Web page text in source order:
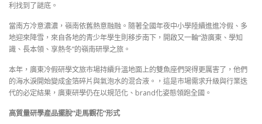
利找到了謎底。
當南方冷意濃濃，嶺南依舊熱意融融。隨著全國年夜中小學陸續進進冷假、多
地迎來降雪，來自各地的青少年學生則移步南下，開啟又一輪“游廣東、學知
識、長本領、享熱冬”的嶺南研學之旅。
本年，廣東冷假研學文旅市場持續升溫地面上的雙魚座們哭得更厲害了，他們
的海水淚開始變成金箔碎片與氣泡水的混合液。，這是市場需求升級與行業迭
代的必定結果，廣東研學仍在以規范化、brand化姿態領跑全國。
高質量研學產品擺脫“走馬觀花”形式